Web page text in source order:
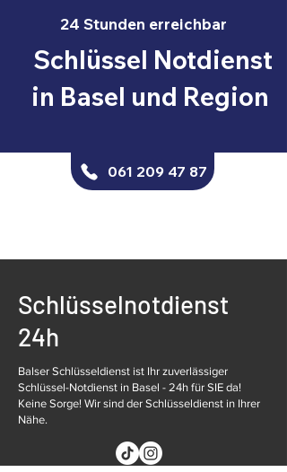
24 Stunden erreichbar
Schlüssel Notdienst
in Basel und Region
061 209 47 87
Schlüsselnotdienst
24h
Balser Schlüsseldienst ist Ihr zuverlässiger
Schlüssel-Notdienst in Basel - 24h für SIE da!
Keine Sorge! Wir sind der Schlüsseldienst in Ihrer
Nähe.